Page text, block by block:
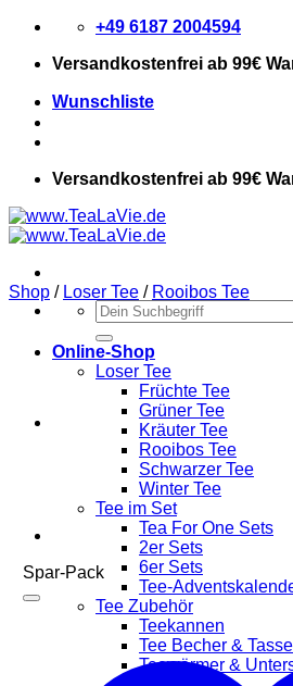
Zum
springen
+49 6187 2004594
Versandkostenfrei ab 99€
Wunschliste
Versandkostenfrei ab 99€
Suchen
nach:
Online-Shop
Loser Tee
Früchte Tee
Grüner Tee
Kräuter Tee
Rooibos Tee
Schwarzer Tee
Winter Tee
Tee im Set
Tea For One Sets
2er Sets
6er Sets
Tee-
Tee Zubehör
Teekannen
Tee Becher &
Teewärmer &
Shop / Loser Tee / Rooibos Tee
Spar-Pack